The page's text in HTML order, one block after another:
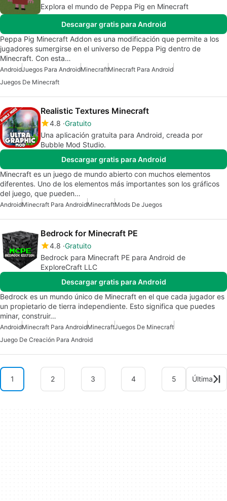
Explora el mundo de Peppa Pig en Minecraft
Descargar gratis para Android
Peppa Pig Minecraft Addon es una modificación que permite a los
jugadores sumergirse en el universo de Peppa Pig dentro de
Minecraft. Con esta…
AndroidJuegos Para AndroidMinecraftMinecraft Para Android
Juegos De Minecraft
Realistic Textures Minecraft
4.8 Gratuito
Una aplicación gratuita para Android, creada por
Bubble Mod Studio.
Descargar gratis para Android
Minecraft es un juego de mundo abierto con muchos elementos
diferentes. Uno de los elementos más importantes son los gráficos
del juego, que pueden…
AndroidMinecraft Para AndroidMinecraftMods De Juegos
Bedrock for Minecraft PE
4.8 Gratuito
Bedrock para Minecraft PE para Android de
ExploreCraft LLC
Descargar gratis para Android
Bedrock es un mundo único de Minecraft en el que cada jugador es
un propietario de tierra independiente. Esto significa que puedes
minar, construir…
AndroidMinecraft Para AndroidMinecraftJuegos De Minecraft
Juego De Creación Para Android
1 2 3 4 5 Última